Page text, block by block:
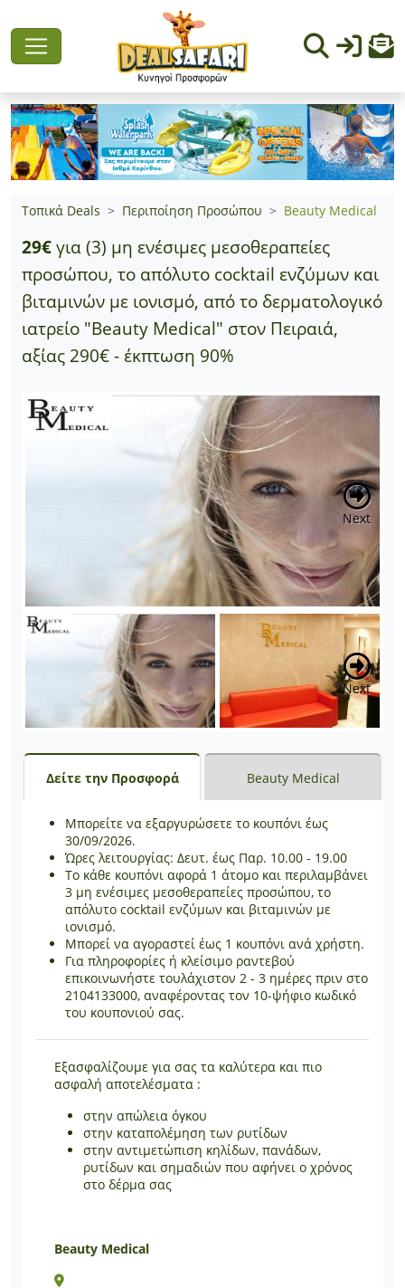
Τοπικά Deals Περιποίηση Προσώπου Beauty Medical
29€για (3) μη ενέσιμες μεσοθεραπείες
προσώπου, το απόλυτο cocktail ενζύμων και
βιταμινών με ιονισμό, από το δερματολογικό
ιατρείο "Beauty Medical" στον Πειραιά,
αξίας 290€ - έκπτωση 90%
Next
Next
Δείτε την Προσφορά Beauty Medical
Μπορείτε να εξαργυρώσετε το κουπόνι έως
30/09/2026.
Ώρες λειτουργίας: Δευτ. έως Παρ. 10.00 - 19.00
Το κάθε κουπόνι αφορά 1 άτομο και περιλαμβάνει
3 μη ενέσιμες μεσοθεραπείες προσώπου, το
απόλυτο cocktail ενζύμων και βιταμινών με
ιονισμό.
Μπορεί να αγοραστεί έως 1 κουπόνι ανά χρήστη.
Για πληροφορίες ή κλείσιμο ραντεβού
επικοινωνήστε τουλάχιστον 2 - 3 ημέρες πριν στο
2104133000, αναφέροντας τον 10-ψήφιο κωδικό
του κουπονιού σας.
Εξασφαλίζουμε για σας τα καλύτερα και πιο
ασφαλή αποτελέσματα :
στην απώλεια όγκου
στην καταπολέμηση των ρυτίδων
στην αντιμετώπιση κηλίδων, πανάδων,
ρυτίδων και σημαδιών που αφήνει ο χρόνος
στο δέρμα σας
Beauty Medical